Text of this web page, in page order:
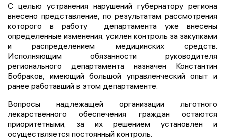
С целью устранения нарушений губернатору региона
внесено представление, по результатам рассмотрения
которого в работу департамента уже внесены
определенные изменения, усилен контроль за закупками
и распределением медицинских средств.
Исполняющим обязанности руководителя
регионального департамента назначен Константин
Бобраков, имеющий большой управленческий опыт и
ранее работавший в этом департаменте.
Вопросы надлежащей организации льготного
лекарственного обеспечения граждан остаются
приоритетными, за их решением установлен и
осуществляется постоянный контроль.